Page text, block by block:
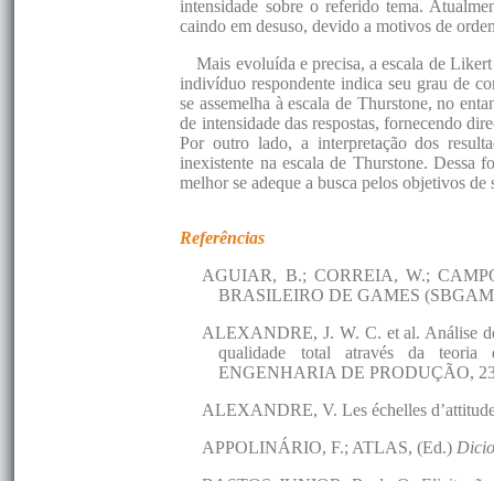
intensidade sobre o referido tema.
caindo em desuso, devido a motivos de
Mais evoluída e precisa, a escala de
indivíduo respondente indica seu grau de
se assemelha à escala de Thurstone, no
de intensidade das respostas, fornecendo
Por outro lado, a interpretação dos
inexistente na escala de Thurstone. Dessa
melhor se adeque a busca pelos objetivos de
Referências
AGUIAR, B.; CORREIA, W.;
BRASILEIRO DE GAMES
ALEXANDRE, J. W. C. et al. Análise
qualidade total através da
ENGENHARIA DE PRODUÇÃO,
ALEXANDRE, V. Les échelles
APPOLINÁRIO, F.; ATLAS, (Ed.)